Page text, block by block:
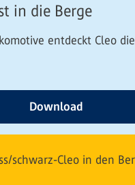
in die Berge
entdeckt Cleo die
Download